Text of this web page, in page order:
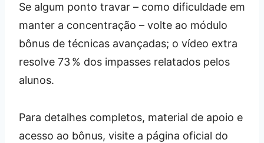
Se algum ponto travar – como dificuldade em
manter a concentração – volte ao módulo
bônus de técnicas avançadas; o vídeo extra
resolve 73 % dos impasses relatados pelos
alunos.
Para detalhes completos, material de apoio e
acesso ao bônus, visite a página oficial do